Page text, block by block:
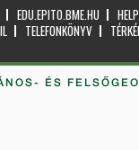
EDU.EPITO.BME.HU
TELEFONKÖNYV
ÉS